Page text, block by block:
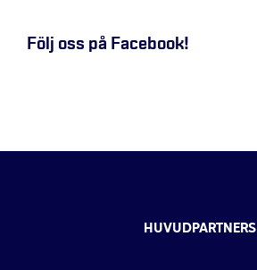
Följ oss på Facebook!
HUVUDPARTNERS